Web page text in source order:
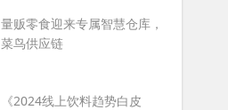
量贩零食迎来专属智慧仓库，
菜鸟供应链
《2024线上饮料趋势白皮